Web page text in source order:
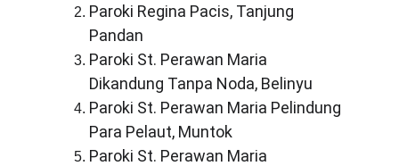
Paroki Regina Pacis, Tanjung
Pandan
Paroki St. Perawan Maria
Dikandung Tanpa Noda, Belinyu
Paroki St. Perawan Maria Pelindung
Para Pelaut, Muntok
Paroki St. Perawan Maria